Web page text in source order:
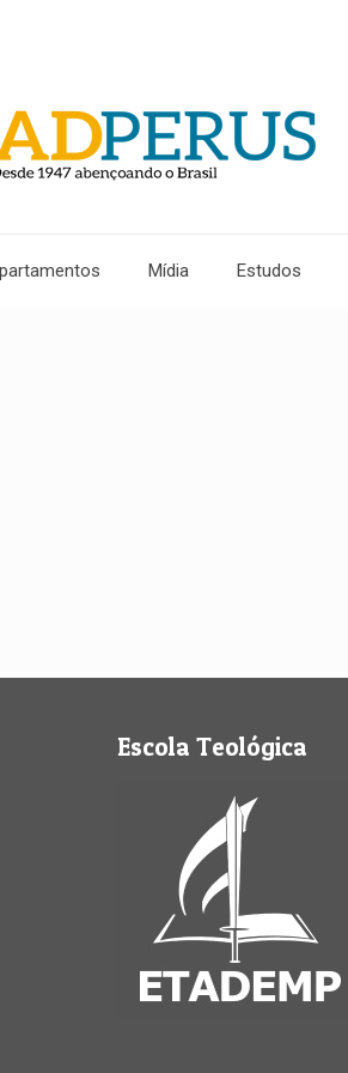
Mídia Estudos
Escola Teológica